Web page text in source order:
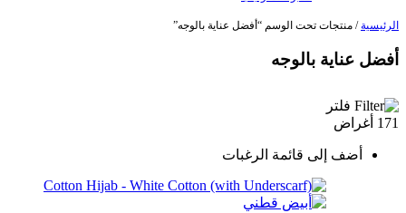
الرئيسية/ منتجات تحت الوسم “أفضل عناية بالوجه”
أفضل عناية بالوجه
فلتر
171 أغراض
أضف إلى قائمة الرغبات